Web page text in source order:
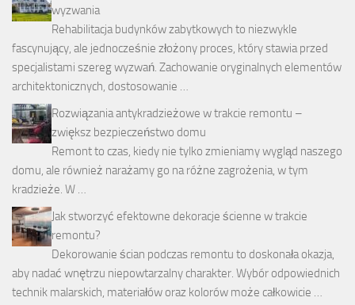
wyzwania
Rehabilitacja budynków zabytkowych to niezwykle
fascynujący, ale jednocześnie złożony proces, który stawia przed
specjalistami szereg wyzwań. Zachowanie oryginalnych elementów
architektonicznych, dostosowanie …
Rozwiązania antykradzieżowe w trakcie remontu –
zwiększ bezpieczeństwo domu
Remont to czas, kiedy nie tylko zmieniamy wygląd naszego
domu, ale również narażamy go na różne zagrożenia, w tym
kradzieże. W …
Jak stworzyć efektowne dekoracje ścienne w trakcie
remontu?
Dekorowanie ścian podczas remontu to doskonała okazja,
aby nadać wnętrzu niepowtarzalny charakter. Wybór odpowiednich
technik malarskich, materiałów oraz kolorów może całkowicie …